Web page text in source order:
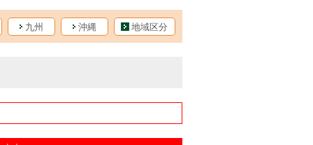
九州 沖縄 地域区分